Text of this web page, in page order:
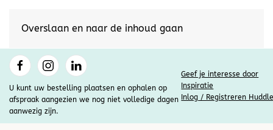
Overslaan en naar de inhoud gaan
U kunt uw bestelling plaatsen en ophalen op
afspraak aangezien we nog niet volledige dagen
aanwezig zijn.
Geef je interesse door
Inspiratie
Inlog / Registreren